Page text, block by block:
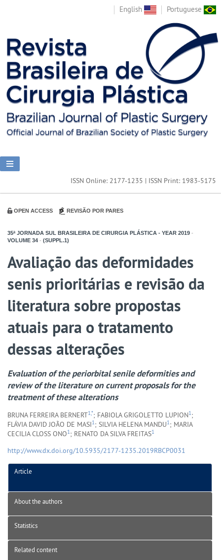
English Portuguese
ISSN Online: 2177-1235 | ISSN Print: 1983-5175
OPEN ACCESS REVISÃO POR PARES
35ª JORNADA SUL BRASILEIRA DE CIRURGIA PLÁSTICA - YEAR 2019 -
VOLUME 34 - (SUPPL.1)
Avaliação das deformidades
senis prioritárias e revisão da
literatura sobre propostas
atuais para o tratamento
dessas alterações
Evaluation of the periorbital senile deformities and
review of the literature on current proposals for the
treatment of these alterations
BRUNA FERREIRA BERNERT1,*; FABIOLA GRIGOLETTO LUPION1;
FLÁVIA DAVID JOÃO DE MASI1; SILVIA HELENA MANDU1; MARIA
CECILIA CLOSS ONO1; RENATO DA SILVA FREITAS1
http://www.dx.doi.org/10.5935/2177-1235.2019RBCP0031
Article
About the authors
Statistics
Related content